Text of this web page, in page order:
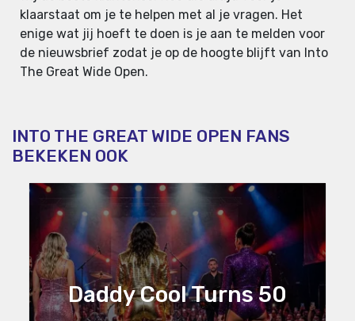
klaarstaat om je te helpen met al je vragen. Het
enige wat jij hoeft te doen is je aan te melden voor
de nieuwsbrief zodat je op de hoogte blijft van Into
The Great Wide Open.
INTO THE GREAT WIDE OPEN FANS
BEKEKEN OOK
Daddy Cool Turns 50